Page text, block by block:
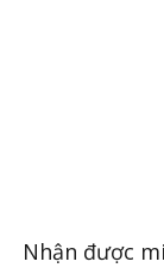
Nhận được